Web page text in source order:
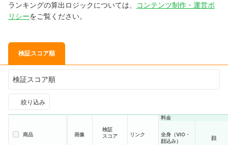
ランキングの算出ロジックについては、
コンテンツ制作・運営ポ
リシーをご覧ください。
検証スコア順
検証スコア順
絞り込み
商品 画像
検証
スコア
リンク
料金
全身（VIO・
顔込み）
顔